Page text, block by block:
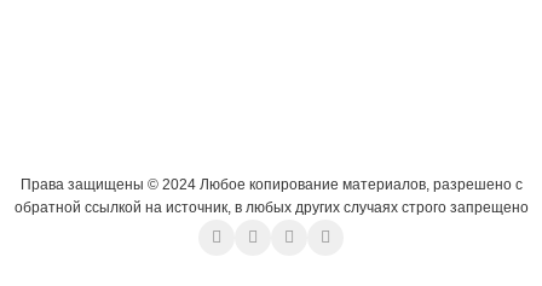
Права защищены © 2024 Любое копирование материалов, разрешено с
обратной ссылкой на источник, в любых других случаях строго запрещено